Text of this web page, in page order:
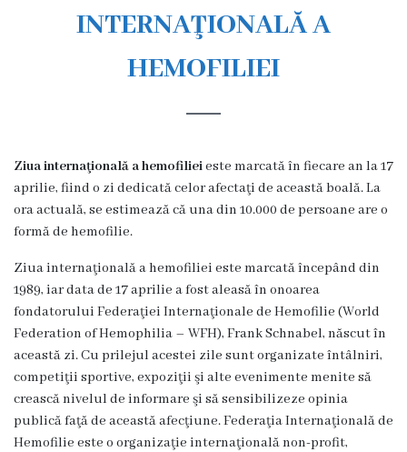
r
i
a
O
r
g
a
n
i
INTERNAŢIONALĂ A
HEMOFILIEI
Ziua internaţională a hemofilieieste marcată în fiecare an la 17
aprilie, fiind o zi dedicată celor afectaţi de această boală. La
ora actuală, se estimează că una din 10.000 de persoane are o
formă de hemofilie.
Ziua internaţională a hemofiliei este marcată începând din
1989, iar data de 17 aprilie a fost aleasă în onoarea
fondatorului Federaţiei Internaţionale de Hemofilie (World
Federation of Hemophilia – WFH), Frank Schnabel, născut în
această zi. Cu prilejul acestei zile sunt organizate întâlniri,
competiţii sportive, expoziţii şi alte evenimente menite să
crească nivelul de informare şi să sensibilizeze opinia
publică faţă de această afecţiune. Federaţia Internaţională de
Hemofilie este o organizaţie internaţională non-profit,